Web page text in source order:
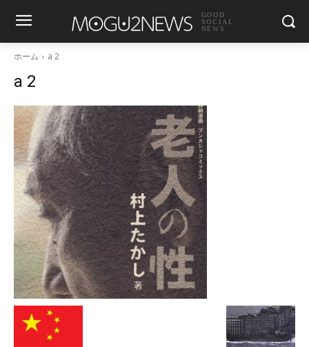
GOOD
SOCIAL
NEWS
ホーム a 2
a 2